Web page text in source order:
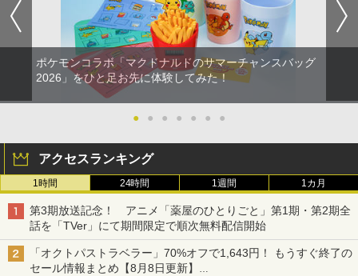
ポケモンコラボ「マクドナルドのサマーチャンスバッグ
2026」をひと足お先に体験してみた！
● ● ● ● ● ● ●
アクセスランキング
1時間 24時間 1週間 1カ月
第3期放送記念！ アニメ「薬屋のひとりごと」第1期・第2期全
話を「TVer」にて期間限定で順次無料配信開始
「オクトパストラベラー」70%オフで1,643円！ もうすぐ終了の
セール情報まとめ【8月8日更新】